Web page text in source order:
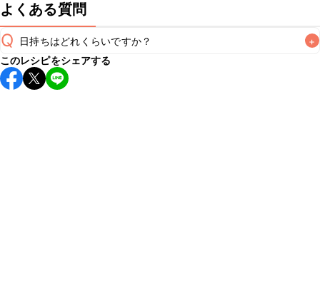
よくある質問
Q 日持ちはどれくらいですか？ +
保存期間は冷蔵で当日中が目安です。なるべくお早めにお召
し上がりください。
このレシピをシェアする